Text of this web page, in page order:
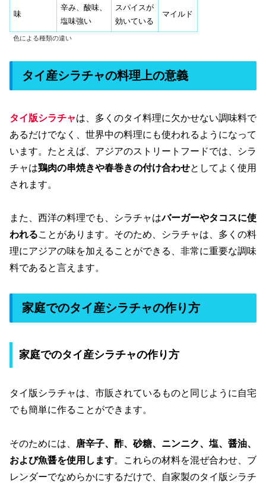
味
辛み、酸味、
塩味強い
スパイスが
効いている
マイルド
色による種類の違い
タイ産シラチャの料理上の意義
タイ版シラチャは、多くのタイ料理に欠かせない調味料で
あるだけでなく、世界中の料理にも使われるようになって
います。たとえば、アジアのストリートフードでは、シラ
チャは鶏肉の串焼きや春巻きの付け合わせとしてよく使用
されます。
また、西洋の料理でも、シラチャはバーガーやタコスに使
われることがあります。そのため、シラチャは、多くの料
理にアジアの味を加えることができる、非常に重要な調味
料であると言えます。
家庭でのタイ産シラチャの作り方
家庭でのタイ産シラチャの作り方
タイ版シラチャは、市販されているものと同じように自宅
でも簡単に作ることができます。
そのためには、
唐辛子、酢、砂糖、ニンニク、塩、醤油、
および魚醤を使用します。これらの材料を混ぜ合わせ、ブ
レンダーでなめらかにするだけで、自家製のタイ版シラチ